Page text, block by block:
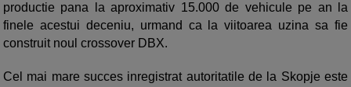
productie pana la aproximativ 15.000 de vehicule pe an la
finele acestui deceniu, urmand ca la viitoarea uzina sa fie
construit noul crossover DBX.
Cel mai mare succes inregistrat autoritatile de la Skopje este